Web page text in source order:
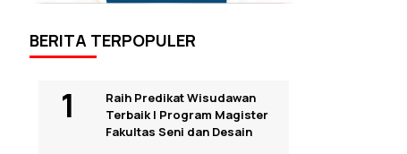
BERITA TERPOPULER
Raih Predikat Wisudawan
Terbaik I Program Magister
Fakultas Seni dan Desain